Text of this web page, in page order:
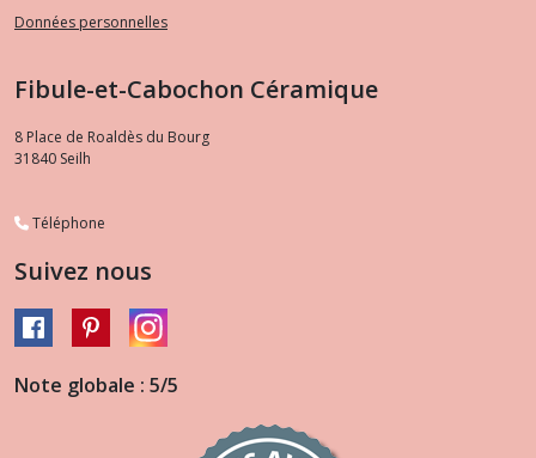
Données personnelles
Fibule-et-Cabochon Céramique
8 Place de Roaldès du Bourg
31840 Seilh
Téléphone
Suivez nous
Note globale : 5/5